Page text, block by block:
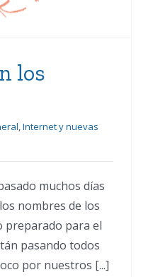
los
,Internet y nuevas
muchos días
nombres de los
preparado para el
pasando todos
por nuestros [...]